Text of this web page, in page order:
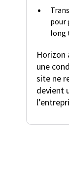
pour
long
Horizon
une
site ne
devient